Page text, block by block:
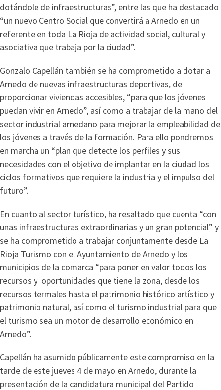
dotándole de infraestructuras”, entre las que ha destacado
“un nuevo Centro Social que convertirá a Arnedo en un
referente en toda La Rioja de actividad social, cultural y
asociativa que trabaja por la ciudad”.
Gonzalo Capellán también se ha comprometido a dotar a
Arnedo de nuevas infraestructuras deportivas, de
proporcionar viviendas accesibles, “para que los jóvenes
puedan vivir en Arnedo”, así como a trabajar de la mano del
sector industrial arnedano para mejorar la empleabilidad de
los jóvenes a través de la formación. Para ello pondremos
en marcha un “plan que detecte los perfiles y sus
necesidades con el objetivo de implantar en la ciudad los
ciclos formativos que requiere la industria y el impulso del
futuro”.
En cuanto al sector turístico, ha resaltado que cuenta “con
unas infraestructuras extraordinarias y un gran potencial” y
se ha comprometido a trabajar conjuntamente desde La
Rioja Turismo con el Ayuntamiento de Arnedo y los
municipios de la comarca “para poner en valor todos los
recursos y oportunidades que tiene la zona, desde los
recursos termales hasta el patrimonio histórico artístico y
patrimonio natural, así como el turismo industrial para que
el turismo sea un motor de desarrollo económico en
Arnedo”.
Capellán ha asumido públicamente este compromiso en la
tarde de este jueves 4 de mayo en Arnedo, durante la
presentación de la candidatura municipal del Partido